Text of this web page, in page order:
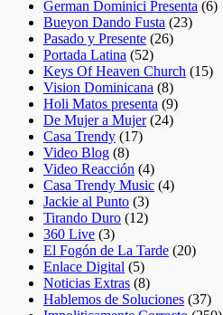
German Dominici Presenta (6)
Bueyon Dando Fusta (23)
Pasado y Presente (26)
Portada Latina (52)
Keys Of Heaven Church (15)
Vision Dominicana (8)
Holi Matos presenta (9)
De Mujer a Mujer (24)
Casa Trendy (17)
Video Blog (8)
Video Reacción (4)
Casa Trendy Music (4)
Jackie al Punto (3)
Tirando Duro (12)
360 Live (3)
El Fogón de La Tarde (20)
Enlace Digital (5)
Noticias Extras (8)
Hablemos de Soluciones (37)